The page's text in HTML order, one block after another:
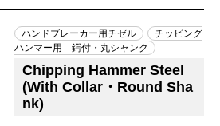
ハンドブレーカー用チゼル
チッピング
ハンマー用 鍔付・丸シャンク
Chipping Hammer Steel
(With Collar・Round Sha
nk)